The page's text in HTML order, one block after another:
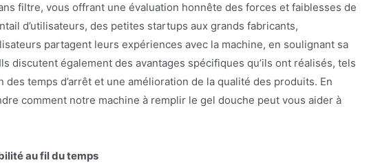
filtre, vous offrant une évaluation honnête des forces et faiblesses de
d’utilisateurs, des petites startups aux grands fabricants,
partagent leurs expériences avec la machine, en soulignant sa
discutent également des avantages spécifiques qu’ils ont réalisés, tels
temps d’arrêt et une amélioration de la qualité des produits. En
comment notre machine à remplir le gel douche peut vous aider à
au fil du temps